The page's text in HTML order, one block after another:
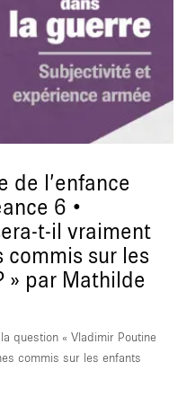
de l’enfance
6 •
t-il vraiment
commis sur les
» par Mathilde
question « Vladimir Poutine
commis sur les enfants